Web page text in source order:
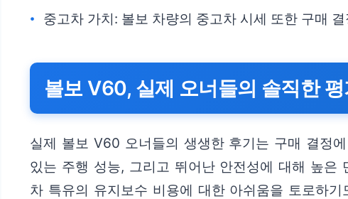
중고차 가치: 볼보 차량의 중고차 시세 또한 구매
볼보 V60, 실제 오너들의 솔직한
실제 볼보 V60 오너들의 생생한 후기는 구매 결정
있는 주행 성능, 그리고 뛰어난 안전성에 대해 높은
차 특유의 유지보수 비용에 대한 아쉬움을 토로하